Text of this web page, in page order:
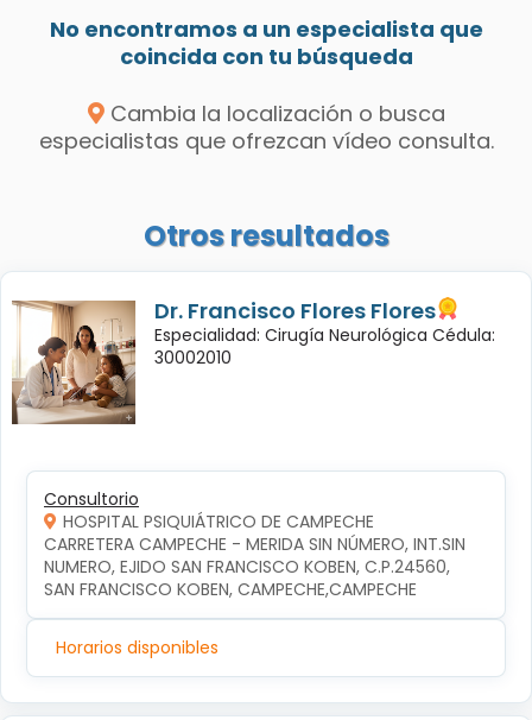
No encontramos a un especialista que
coincida con tu búsqueda
Cambia la localización o busca
especialistas que ofrezcan vídeo consulta.
Otros resultados
Dr. Francisco Flores Flores
Especialidad: Cirugía Neurológica Cédula:
30002010
Consultorio
HOSPITAL PSIQUIÁTRICO DE CAMPECHE
CARRETERA CAMPECHE - MERIDA SIN NÚMERO, INT.SIN
NUMERO, EJIDO SAN FRANCISCO KOBEN, C.P.24560,
SAN FRANCISCO KOBEN, CAMPECHE,CAMPECHE
Horarios disponibles